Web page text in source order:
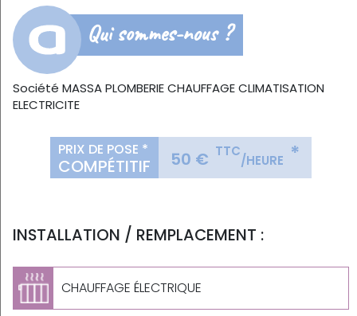
Qui sommes-nous ?
Société MASSA PLOMBERIE CHAUFFAGE CLIMATISATION
ELECTRICITE
PRIX DE POSE *
COMPÉTITIF 50 € TTC
/HEURE *
INSTALLATION / REMPLACEMENT :
CHAUFFAGE ÉLECTRIQUE